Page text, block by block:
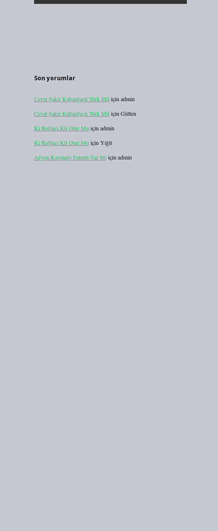
Son yorumlar
Cevat Şakir Kabaağaçlı Türk Mü için admin
Cevat Şakir Kabaağaçlı Türk Mü için Gülten
Ki Bağlacı Kü Olur Mu için admin
Ki Bağlacı Kü Olur Mu için Yiğit
Afyon Kaymağı Patenti Var Mıiçin admin